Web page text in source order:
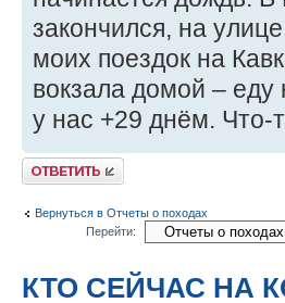
закончился, на
моих поездок на
вокзала домой –
у нас +29 днём.
Ответить
Вернуться в Отчеты о походах
Перейти:
КТО СЕЙЧАС НА